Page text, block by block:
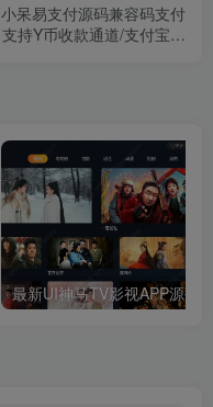
小呆易支付源码兼容码支付
支持Y币收款通道/支付宝免